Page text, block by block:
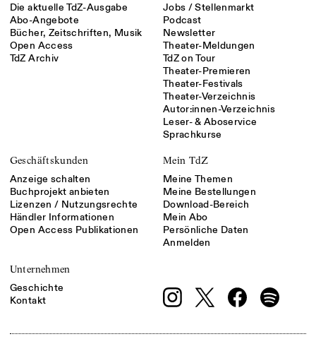
Die aktuelle TdZ-Ausgabe
Abo-Angebote
Bücher, Zeitschriften, Musik
Open Access
TdZ Archiv
Jobs / Stellenmarkt
Podcast
Newsletter
Theater-Meldungen
TdZ on Tour
Theater-Premieren
Theater-Festivals
Theater-Verzeichnis
Autor:innen-Verzeichnis
Leser- & Aboservice
Sprachkurse
Geschäftskunden
Anzeige schalten
Buchprojekt anbieten
Lizenzen / Nutzungsrechte
Händler Informationen
Open Access Publikationen
Mein TdZ
Meine Themen
Meine Bestellungen
Download-Bereich
Mein Abo
Persönliche Daten
Anmelden
Unternehmen
Geschichte
Kontakt